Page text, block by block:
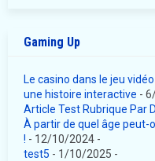
Gaming Up
Le casino dans le jeu
une histoire interactive -
Article Test Rubrique Par
À partir de quel âge peut-
! - 12/10/2024 -
test5 - 1/10/2025 -